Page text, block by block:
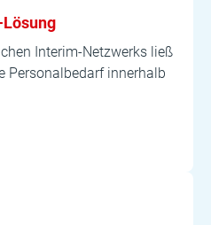
Interim-Netzwerks ließ
Personalbedarf innerhalb